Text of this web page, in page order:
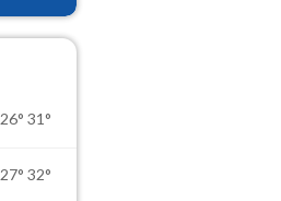
26° 31°
27° 32°